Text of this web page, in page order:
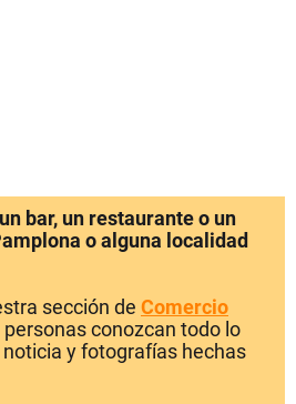
bar, un restaurante o un
o alguna localidad
sección de Comercio
conozcan todo lo
y fotografías hechas